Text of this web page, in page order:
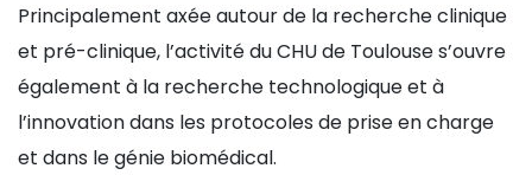
Principalement axée autour de la recherche clinique
et pré-clinique, l’activité du CHU de Toulouse s’ouvre
également à la recherche technologique et à
l’innovation dans les protocoles de prise en charge
et dans le génie biomédical.